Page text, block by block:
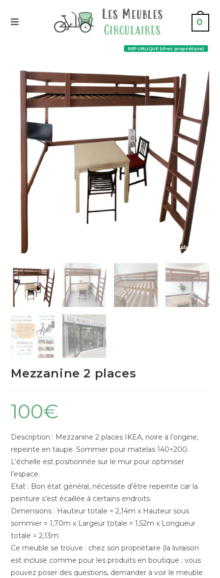
0
REPUBLIQUE (chez propriétaire)
Mezzanine 2 places
100€
Description : Mezzanine 2 places IKEA, noire à l’origine,
repeinte en taupe. Sommier pour matelas 140×200.
L’échelle est positionnée sur le mur pour optimiser
l’espace.
Etat : Bon état général, nécessite d’être repeinte car la
peinture s’est écaillée à certains endroits.
Dimensions : Hauteur totale = 2,14m x Hauteur sous
sommier = 1,70m x Largeur totale = 1,52m x Longueur
totale = 2,13m.
Ce meuble se trouve : chez son propriétaire (la livraison
est incluse comme pour les produits en boutique ; vous
pouvez poser des questions, demander à voir le meuble